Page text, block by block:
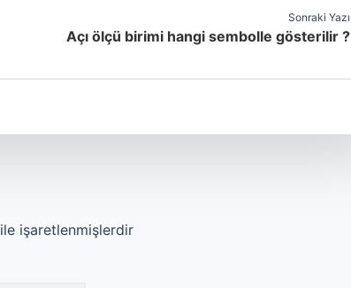
Sonraki Yazı
Açı ölçü birimi hangi sembolle gösterilir ?
ile işaretlenmişlerdir